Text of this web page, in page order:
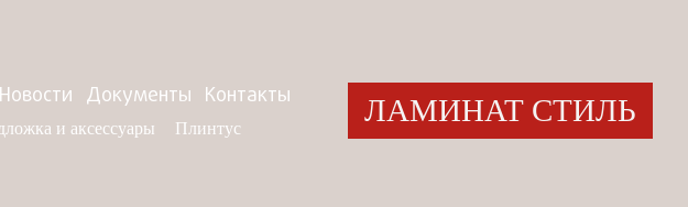
ЛАМИНАТ СТИЛЬ
Документы Контакты
и аксессуары Плинтус